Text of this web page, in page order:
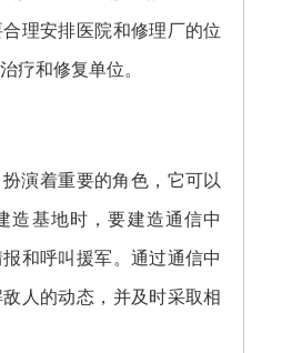
理安排医院和修理厂的位
疗和修复单位。
演着重要的角色，它可以
造基地时，要建造通信中
和呼叫援军。通过通信中
人的动态，并及时采取相